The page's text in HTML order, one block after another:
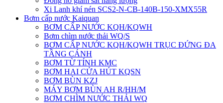
Xi Lanh khí nén SCS2-N-CB-140B-150-XMX55R
Bơm cấp nước Kaiquan
BƠM CẤP NƯỚC KQH/KQWH
Bơm chìm nước thải WQ/S
BƠM CẤP NƯỚC KQH/KQWH TRỤC ĐỨNG ĐA
TẦNG CÁNH
BƠM TỪ TÍNH KMC
BƠM HAI CỬA HÚT KQSN
BƠM BÙN KZJ
MÁY BƠM BÙN AH R/HH/M
BƠM CHÌM NƯỚC THẢI WQ